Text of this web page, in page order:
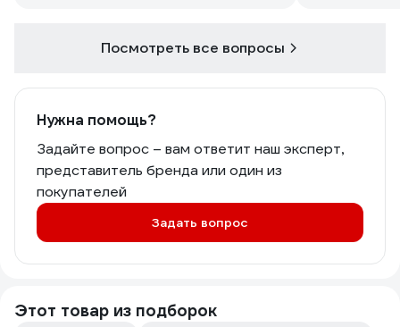
Посмотреть все вопросы
Нужна помощь?
Задайте вопрос – вам ответит наш эксперт,
представитель бренда или один из
покупателей
Задать вопрос
Этот товар из подборок